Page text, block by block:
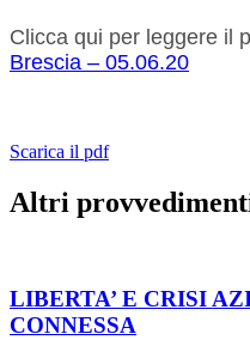
Clicca qui per leggere il
Brescia – 05.06.20
Scarica il pdf
Altri
LIBERTA’ E CRISI
CONNESSA